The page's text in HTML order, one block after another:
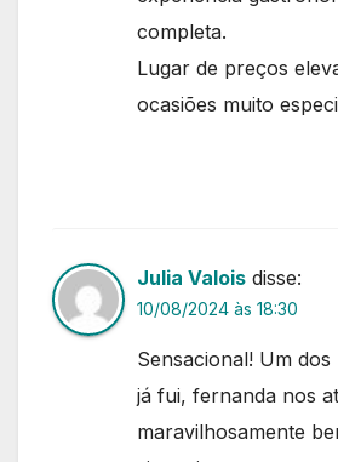
completa.
Lugar de preços
ocasiões muito
Julia Valois disse:
10/08/2024 às 18:30
Sensacional! Um
já fui, fernanda nos
maravilhosamente